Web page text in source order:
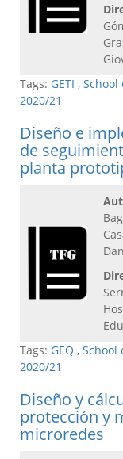
Tags: GETI , School
2020/21
Diseño e
de
planta
Tags: GEQ , School
2020/21
Diseño y
protección y
microredes